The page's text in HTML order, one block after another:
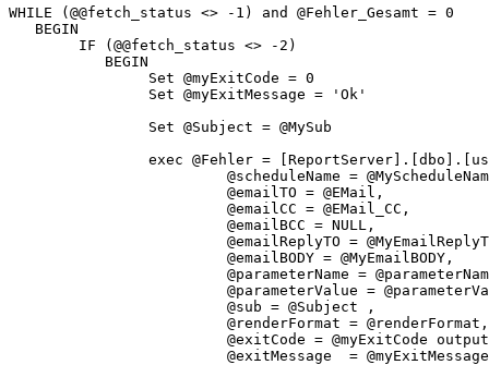
WHILE (@@fetch_status <> -1) and @Fehler_Gesamt = 0
   BEGIN
        IF (@@fetch_status <> -2)
           BEGIN
                Set @myExitCode = 0
                Set @myExitMessage = 'Ok'
                Set @Subject = @MySub
exec @Fehler =
@scheduleName =
                         @emailTO = @EMail,
                         @emailCC = @EMail_CC,
                         @emailBCC = NULL,
@emailReplyTO =
                         @emailBODY = @MyEmailBODY,
@parameterName =
@parameterValue =
                         @sub = @Subject ,
                         @renderFormat = @renderFormat,
@exitCode = @myExitCode
@exitMessage  =